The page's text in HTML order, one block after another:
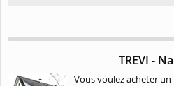
TREVI -
Vous voulez acheter un